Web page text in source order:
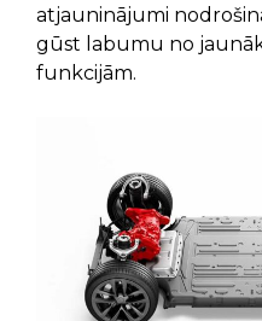
atjauninājumi
gūst labumu no
funkcijām.